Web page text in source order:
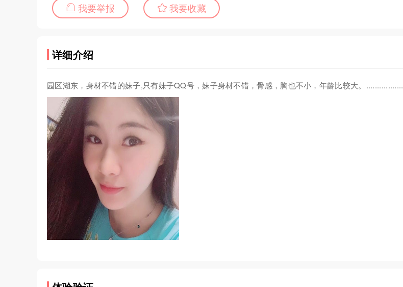
我要举报 我要收藏
详细介绍
园区湖东，身材不错的妹子,只有妹子QQ号，妹子身材不错，骨感，胸也不小，年龄比较大。.................